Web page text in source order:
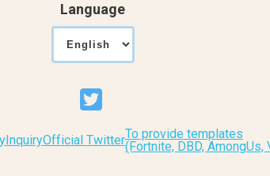
Language
InquiryOfficial TwitterTo provide templates
(Fortnite, DBD, AmongUs,